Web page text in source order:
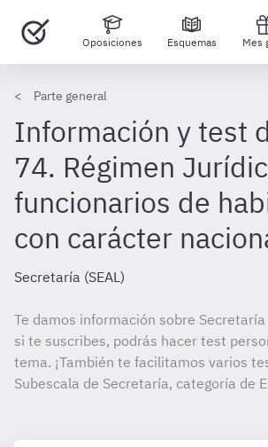
Oposiciones Esquemas Mes
Parte general
Información y test
74. Régimen
funcionarios de
con carácter
Secretaría (SEAL)
Te damos información sobre Secretaría
si te suscribes, podrás hacer test
tema. ¡También te facilitamos varios
Subescala de Secretaría, categoría de